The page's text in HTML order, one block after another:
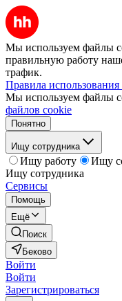
Мы используем файлы
правильную работу
трафик.
Правила
Мы используем файлы
файлов cookie
Понятно
Ищу сотрудника
Ищу работу
Ищу
Ищу сотрудника
Сервисы
Помощь
Ещё
Поиск
Беково
Войти
Войти
Зарегистрироваться